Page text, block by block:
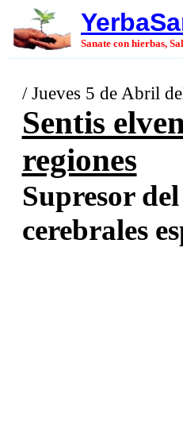
Sanate con hierbas,
/ Jueves 5 de Abril
Sentis
regiones
Supresor
cerebrales